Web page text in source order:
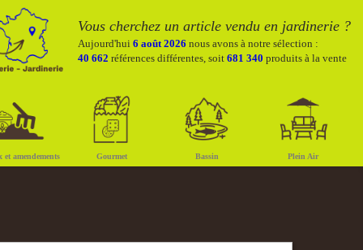
Vous cherchez un article vendu en jardinerie ?
Aujourd'hui 6 août 2026 nous avons à notre sélection :
40 662 références différentes, soit 681 340 produits à la vente
et amendements Gourmet Bassin Plein Air